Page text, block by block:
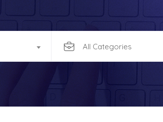
All Categories